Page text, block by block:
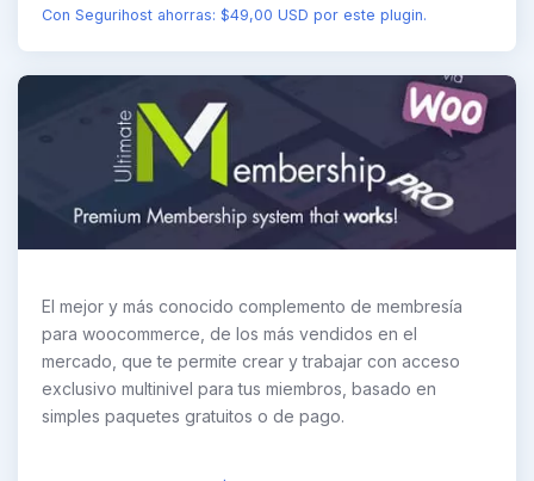
Con Segurihost ahorras: $49,00 USD por este plugin.
El mejor y más conocido complemento de membresía
para woocommerce, de los más vendidos en el
mercado, que te permite crear y trabajar con acceso
exclusivo multinivel para tus miembros, basado en
simples paquetes gratuitos o de pago.